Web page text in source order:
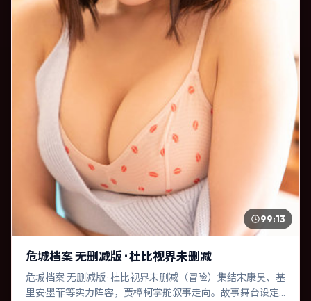
99:13
危城档案 无删减版 · 杜比视界未删减
危城档案 无删减版 · 杜比视界未删减（冒险）集结宋康昊、基
里安·墨菲等实力阵容，贾樟柯掌舵叙事走向。故事舞台设定